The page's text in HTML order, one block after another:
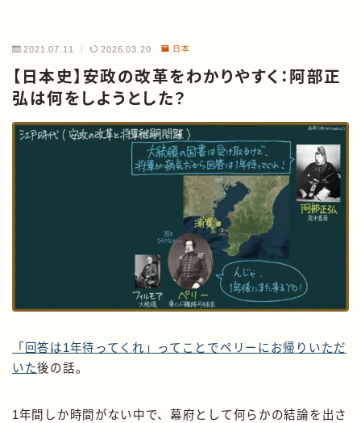
2021.07.11 2026.03.20 日本
【日本史】安政の改革をわかりやすく：阿部正
弘は何をしようとした？
「回答は1年待ってくれ」ってことでペリーにお帰りいただ
いた後の話。
1年間しか時間がない中で、幕府として何らかの結論を出さ